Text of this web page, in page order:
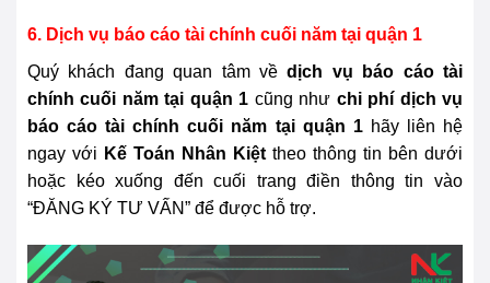
6. Dịch vụ báo cáo tài chính cuối năm tại quận 1
Quý khách đang quan tâm vềdịch vụ báo cáo tài
chính cuối năm tại quận 1 cũng như chi phí dịch vụ
báo cáo tài chính cuối năm tại quận 1hãy liên hệ
ngay với Kế Toán Nhân Kiệt theo thông tin bên dưới
hoặc kéo xuống đến cuối trang điền thông tin vào
“ĐĂNG KÝ TƯ VẤN” để được hỗ trợ.